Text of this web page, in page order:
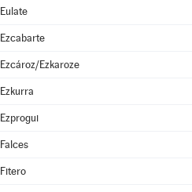
Eulate
Ezcabarte
Ezcároz/Ezkaroze
Ezkurra
Ezprogui
Falces
Fitero